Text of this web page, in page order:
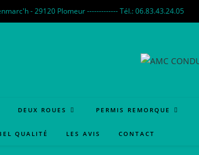
- 29120 Plomeur ------------- Tél.: 06.83.43.24.05
DEUX ROUES PERMIS REMORQUE
QUALITÉ LES AVIS CONTACT